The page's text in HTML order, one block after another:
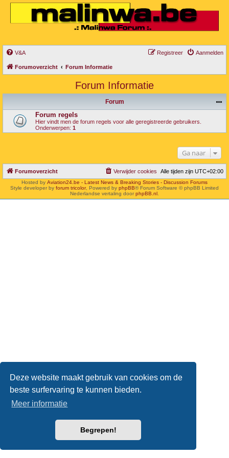
Deze website maakt gebruik van cookies om de
beste surfervaring te kunnen bieden.
Meer informatie
Begrepen!
V&A Aanmelden
Registreer
Forumoverzicht Forum Informatie
Forum Informatie
Forum
Forum regels
Hier vindt men de forum regels voor alle geregistreerde gebruikers.
Onderwerpen: 1
Ga naar
Forumoverzicht Alle tijden zijn UTC+02:00
Verwijder cookies
Hosted by Aviation24.be - Latest News & Breaking Stories - Discussion Forums
Style developer by forum tricolor, Powered by phpBB® Forum Software © phpBB Limited
Nederlandse vertaling doorphpBB.nl